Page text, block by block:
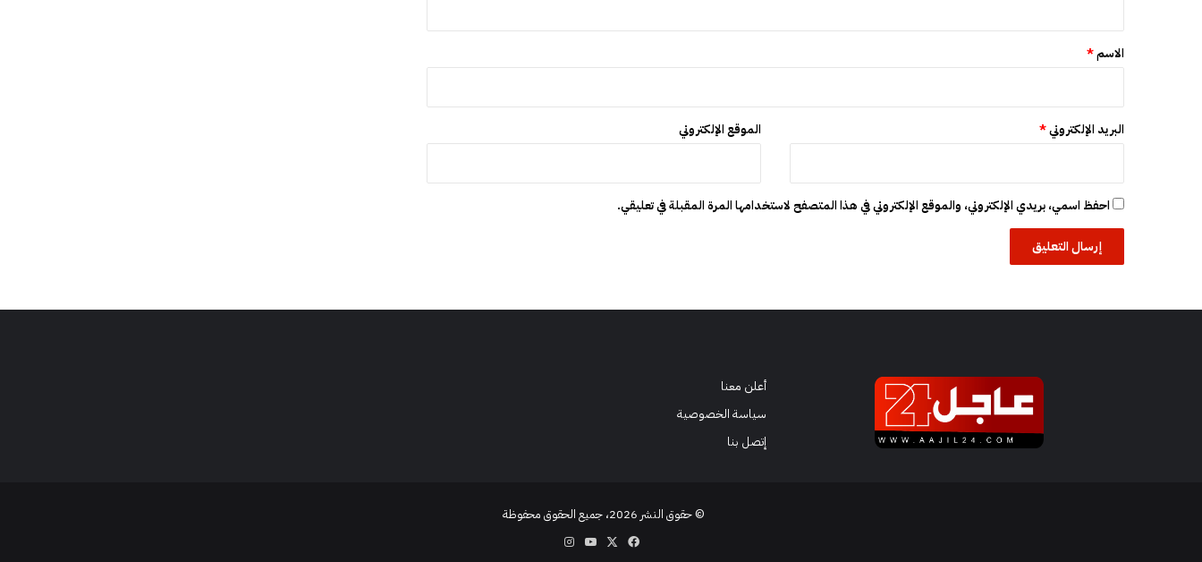
س
ع
و
ي
ر
ز
ا
ت
ع
ص
*
الاسم*
البريد الإلكتروني* الموقع الإلكتروني
احفظ اسمي، بريدي الإلكتروني، والموقع الإلكتروني في هذا المتصفح لاستخدامها المرة المقبلة في تعليقي.
أعلن معنا
سياسة الخصوصية
إتصل بنا
© حقوق النشر 2026، جميع الحقوق محفوظة
فيسبوك
‫YouTube